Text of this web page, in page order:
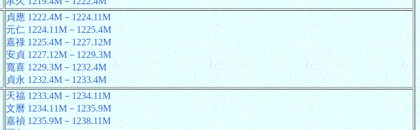
貞應 1222.4M－1224.11M
元仁 1224.11M－1225.4M
嘉祿 1225.4M－1227.12M
安貞 1227.12M－1229.3M
寬喜 1229.3M－1232.4M
貞永 1232.4M－1233.4M
天福 1233.4M－1234.11M
文曆 1234.11M－1235.9M
嘉禎 1235.9M－1238.11M